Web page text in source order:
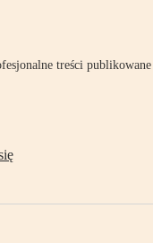
treści publikowane